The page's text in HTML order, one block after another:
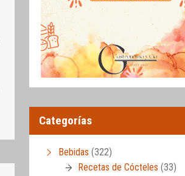
Categorías
Bebidas (322)
Recetas de Cócteles (33)